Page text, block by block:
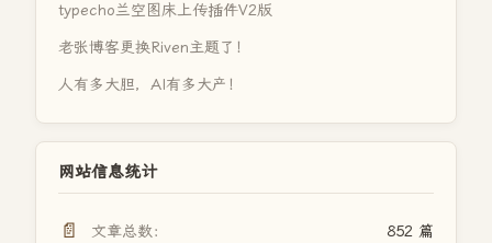
typecho兰空图床上传插件V2版
老张博客更换Riven主题了！
人有多大胆，AI有多大产！
网站信息统计
📄 文章总数： 852 篇